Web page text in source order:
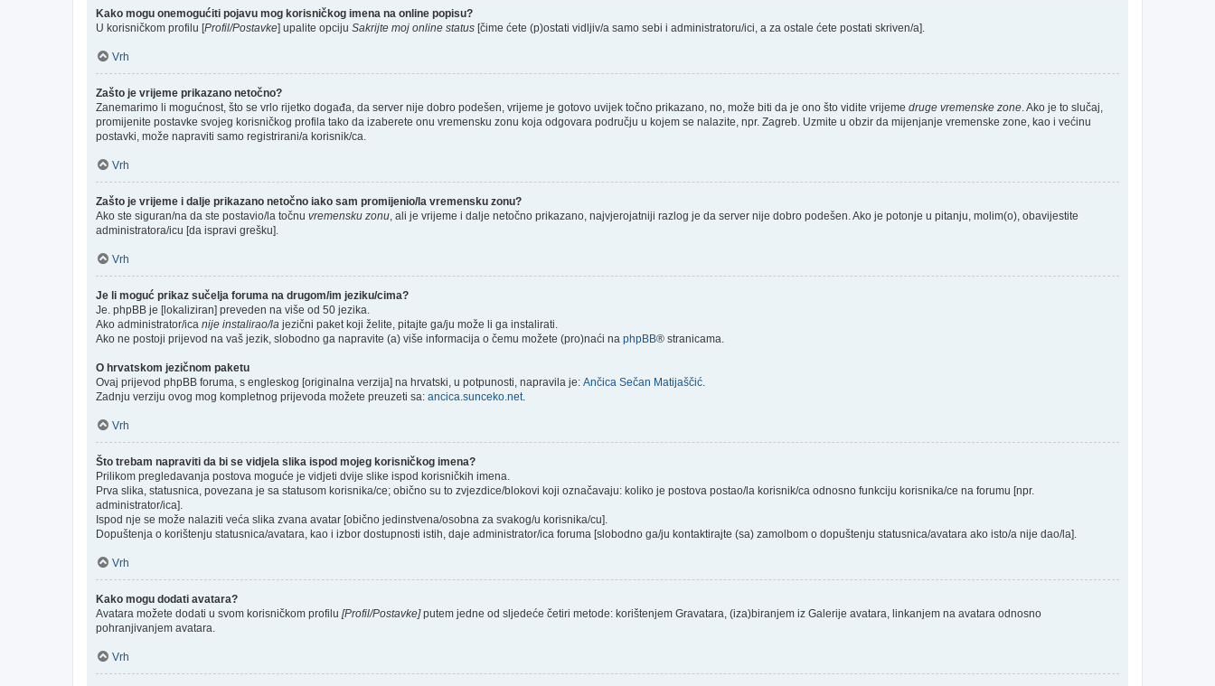
Kako mogu onemogućiti pojavu mog korisničkog imena na online popisu?
U korisničkom profilu [Profil/Postavke] upalite opciju Sakrijte moj online status [čime ćete (p)ostati vidljiv/a samo sebi i administratoru/ici, a za ostale ćete postati skriven/a].
Vrh
Zašto je vrijeme prikazano netočno?
Zanemarimo li mogućnost, što se vrlo rijetko događa, da server nije dobro podešen, vrijeme je gotovo uvijek točno prikazano, no, može biti da je ono što vidite vrijeme druge vremenske zone. Ako je to slučaj,
promijenite postavke svojeg korisničkog profila tako da izaberete onu vremensku zonu koja odgovara području u kojem se nalazite, npr. Zagreb. Uzmite u obzir da mijenjanje vremenske zone, kao i većinu
postavki, može napraviti samo registrirani/a korisnik/ca.
Vrh
Zašto je vrijeme i dalje prikazano netočno iako sam promijenio/la vremensku zonu?
Ako ste siguran/na da ste postavio/la točnu vremensku zonu, ali je vrijeme i dalje netočno prikazano, najvjerojatniji razlog je da server nije dobro podešen. Ako je potonje u pitanju, molim(o), obavijestite
administratora/icu [da ispravi grešku].
Vrh
Je li moguć prikaz sučelja foruma na drugom/im jeziku/cima?
Je. phpBB je [lokaliziran] preveden na više od 50 jezika.
Ako administrator/ica nije instalirao/la jezični paket koji želite, pitajte ga/ju može li ga instalirati.
Ako ne postoji prijevod na vaš jezik, slobodno ga napravite (a) više informacija o čemu možete (pro)naći na phpBB® stranicama.
O hrvatskom jezičnom paketu
Ovaj prijevod phpBB foruma, s engleskog [originalna verzija] na hrvatski, u potpunosti, napravila je: Ančica Sečan Matijaščić.
Zadnju verziju ovog mog kompletnog prijevoda možete preuzeti sa: ancica.sunceko.net.
Vrh
Što trebam napraviti da bi se vidjela slika ispod mojeg korisničkog imena?
Prilikom pregledavanja postova moguće je vidjeti dvije slike ispod korisničkih imena.
Prva slika, statusnica, povezana je sa statusom korisnika/ce; obično su to zvjezdice/blokovi koji označavaju: koliko je postova postao/la korisnik/ca odnosno funkciju korisnika/ce na forumu [npr.
administrator/ica].
Ispod nje se može nalaziti veća slika zvana avatar [obično jedinstvena/osobna za svakog/u korisnika/cu].
Dopuštenja o korištenju statusnica/avatara, kao i izbor dostupnosti istih, daje administrator/ica foruma [slobodno ga/ju kontaktirajte (sa) zamolbom o dopuštenju statusnica/avatara ako isto/a nije dao/la].
Vrh
Kako mogu dodati avatara?
Avatara možete dodati u svom korisničkom profilu [Profil/Postavke]putem jedne od sljedeće četiri metode: korištenjem Gravatara, (iza)biranjem iz Galerije avatara, linkanjem na avatara odnosno
pohranjivanjem avatara.
Vrh